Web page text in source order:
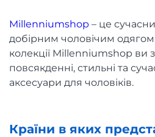
Millenniumshop – це
добірним чоловічим
колекції Millenniumshop ви
повсякденні, стильні та
аксесуари для чоловіків.
Країни в яких